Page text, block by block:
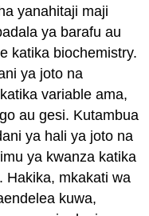
yanahitaji maji
ya barafu au
katika biochemistry.
ya joto na
variable ama,
au gesi. Kutambua
ya hali ya joto na
ya kwanza katika
Hakika, mkakati wa
kuwa,